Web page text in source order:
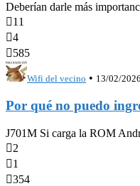
Deberían darle más
11
4
585
Wifi del vecino • 13/02/2026
Por qué no puedo
J701M Si carga la ROM
2
1
354